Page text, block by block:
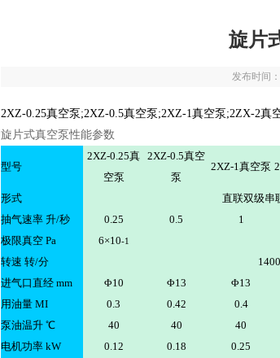
旋片
发布时间
2XZ-0.25真空泵;2XZ-0.5真空泵;2XZ-1真空泵;2ZX-2真
旋片式真空泵性能参数
型号
2XZ-0.25真
空泵
2XZ-0.5真空
泵
2XZ-1真空泵
形式
直联双级串
抽气速率 升/秒
0.25 0.5 1
极限真空 Pa
6×10-1
转速 转/分
1400
进气口直经 mm
Φ10 Φ13 Φ13
用油量 MI
0.3 0.42 0.4
泵油温升 ℃
40 40 40
电机功率 kW
0.12 0.18 0.25